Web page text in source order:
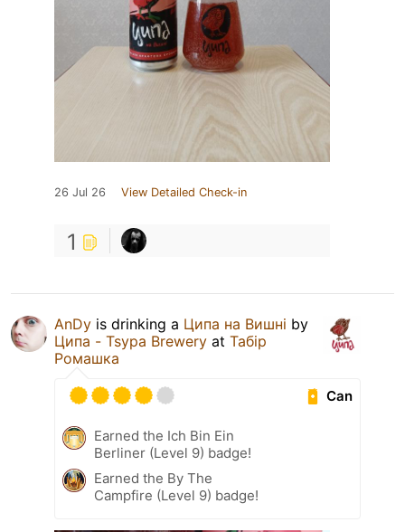
26 Jul 26 View Detailed Check-in
1
AnDy is drinking a Ципа на Вишні by
Ципа - Tsypa Brewery at Табір
Ромашка
Can
Earned the Ich Bin Ein
Berliner (Level 9) badge!
Earned the By The
Campfire (Level 9) badge!